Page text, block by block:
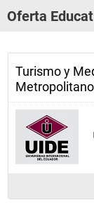
Oferta
Turismo y